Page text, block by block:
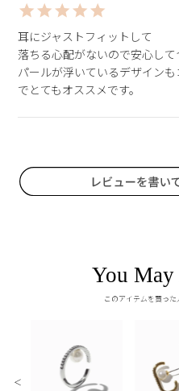
耳にジャストフィットして
落ちる心配がないので安心して
パールが浮いているデザイン
You
このアイテムを買っ
＜